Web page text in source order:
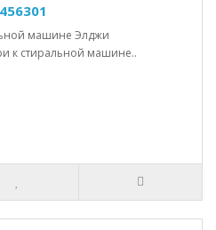
машине Элджи
к стиральной машине..